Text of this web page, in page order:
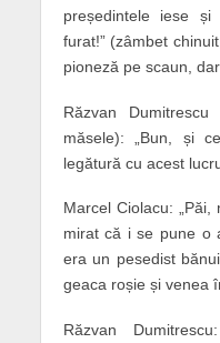
președintele iese
furat!” (zâmbet
pioneză pe scaun,
Răzvan
măsele): „Bun, și
legătură cu acest
Marcel Ciolacu:
mirat că i se pune o
era un pesedist
geaca roșie și venea
Răzvan